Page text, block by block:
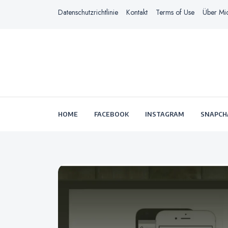
Datenschutzrichtlinie Kontakt Terms of Use Über
HOME FACEBOOK INSTAGRAM